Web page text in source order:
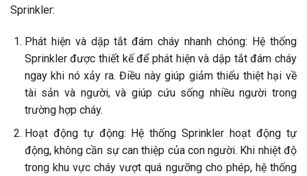
Sprinkler:
Phát hiện và dập tắt đám cháy nhanh chóng: Hệ thống
Sprinkler được thiết kế để phát hiện và dập tắt đám cháy
ngay khi nó xảy ra. Điều này giúp giảm thiểu thiệt hại về
tài sản và người, và giúp cứu sống nhiều người trong
trường hợp cháy.
Hoạt động tự động: Hệ thống Sprinkler hoạt động tự
động, không cần sự can thiệp của con người. Khi nhiệt độ
trong khu vực cháy vượt quá ngưỡng cho phép, hệ thống